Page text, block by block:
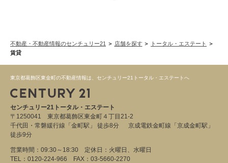
不動産・不動産情報のセンチュリー21 店舗を探す
トータル・エステート
賃貸
東京都葛飾区東金町の不動産情報は、センチュリー21トータル・エステートへ
センチュリー21トータル・エステート
〒1250041 東京都葛飾区東金町４丁目21-2
千代田・常磐緩行線「金町駅」 徒歩8分 京成電鉄金町線「京成金町駅」
徒歩9分
営業時間：09:30～18:30 定休日：火曜日、水曜日
TEL：0120-224-966 FAX：03-5660-2270